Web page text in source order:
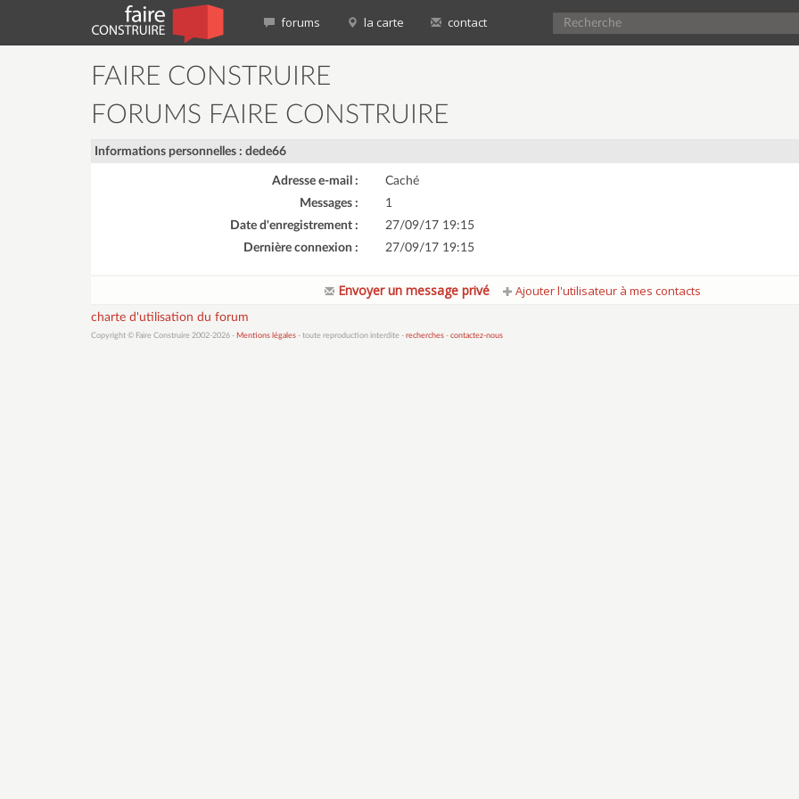
forums la carte contact
FAIRE CONSTRUIRE
FORUMS FAIRE CONSTRUIRE
Informations personnelles : dede66
Adresse e-mail :
Caché
Messages :
1
Date d'enregistrement :
27/09/17 19:15
Dernière connexion :
27/09/17 19:15
Envoyer un message privé Ajouter l'utilisateur à mes contacts
charte d'utilisation du forum
Copyright © Faire Construire 2002-2026 - Mentions légales - toute reproduction interdite - recherches - contactez-nous